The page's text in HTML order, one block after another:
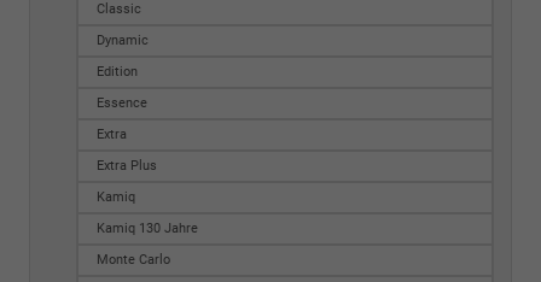
Classic
Dynamic
Edition
Essence
Extra
Extra Plus
Kamiq
Kamiq 130 Jahre
Monte Carlo